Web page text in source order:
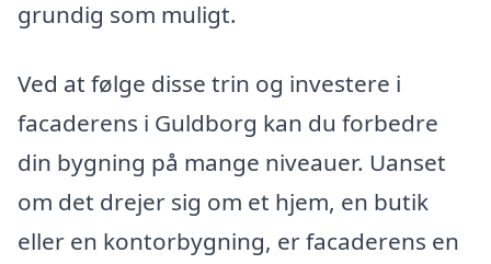
grundig som muligt.
Ved at følge disse trin og investere i
facaderens i Guldborg kan du forbedre
din bygning på mange niveauer. Uanset
om det drejer sig om et hjem, en butik
eller en kontorbygning, er facaderens en